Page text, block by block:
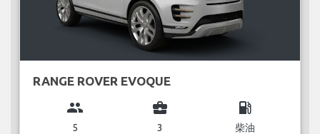
RANGE ROVER EVOQUE
group
5
business_center
3
local_gas_station
柴油